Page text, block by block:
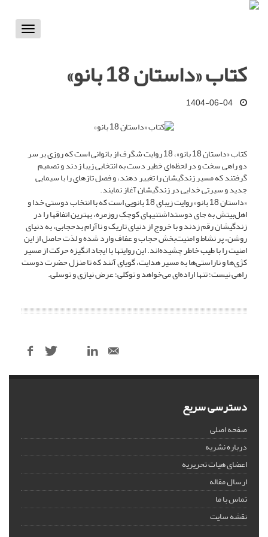
Toggle
کتاب «داستان 18 بانو»
1404-06-04
کتاب «داستان 18 بانو»، 18 روایت شگرف از بانوانی است که روزی بر سر
دو راهی سخت و در لحظه‌ای خطیر دست به انتخابی زیبا زدند و تصمیم
گرفتند که مسیر زندگی­شان را تغییر دهند، و فصل تازه­ای را با سیمایی
جدید و سیرتی خدایی در زندگی­شان آغاز نمایند.
«داستان 18 بانو» روایت زیبای 18 بانویی است که با انتخاب دوستی خدا و
اهل‌بیتش به جای دوست­داشتنی­های کوچکِ روزمره، بهترین­ اتفاق­ها را در
زندگی­شان رقم زدند و با خروج از دنیای تاریک و ناآرام بدحجابی، به دنیای
روشن، پر نشاط و امنیت‌بخش حجاب و عفاف وارد شده و لذت حاصل از این
امنیت را با طیب خاطر چشیده‌اند. این روایت­ها با ایجاد انگیزه­ حرکت از مسیر
کژی‌ها و ناراستی‌ها به مسیر هدایت، گویای آنند که تا منزل حضرت دوست
راهی نیست؛ تنها اراده‌ای می‌خواهد و توکلی؛ عرض نیازی و توسلی.
دسترسی سریع
صفحه اصلی
درباره نشریه
اعضای هیات تحریریه
ارسال مقاله
تماس با ما
نقشه سایت